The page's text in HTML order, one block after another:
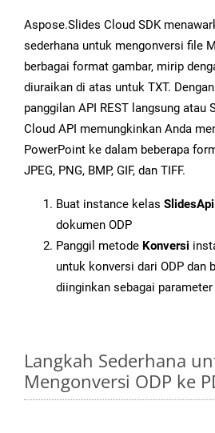
Aspose.Slides Cloud SDK
sederhana untuk mengonversi file
berbagai format gambar, mirip
diuraikan di atas untuk TXT.
panggilan API REST langsung atau
Cloud API memungkinkan Anda
PowerPoint ke dalam beberapa
JPEG, PNG, BMP, GIF, dan TIFF.
Buat instance kelas SlidesApi
dokumen ODP
Panggil metode Konversi
untuk konversi dari ODP dan
diinginkan sebagai parameter
Langkah Sederhana
Mengonversi ODP ke